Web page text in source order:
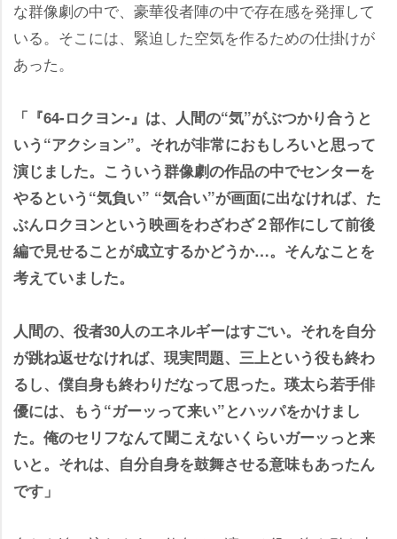
な群像劇の中で、豪華役者陣の中で存在感を発揮して
いる。そこには、緊迫した空気を作るための仕掛けが
あった。
「『64-ロクヨン-』は、人間の“気”がぶつかり合うと
いう“アクション”。それが非常におもしろいと思って
演じました。こういう群像劇の作品の中でセンターを
るという“気負い” “気合い”が画面に出なければ、た
ぶんロクヨンという映画をわざわざ２部作にして前後
編で見せることが成立するかどうか…。そんなことを
考えていました。
人間の、役者30人のエネルギーはすごい。それを自分
が跳ね返せなければ、現実問題、三上という役も終わ
るし、僕自身も終わりだなって思った。瑛太ら若手俳
優には、もう“ガーッって来い”とハッパをかけまし
た。俺のセリフなんて聞こえないくらいガーッっと来
いと。それは、自分自身を鼓舞させる意味もあったん
です」